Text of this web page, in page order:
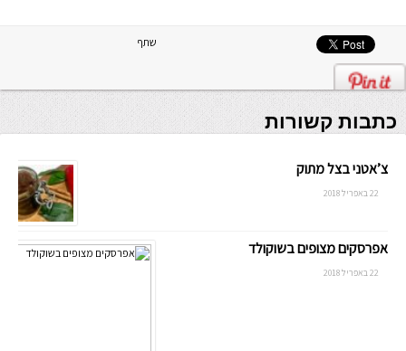
שתף
כתבות קשורות
צ’אטני בצל מתוק
22 באפריל 2018
אפרסקים מצופים בשוקולד
22 באפריל 2018